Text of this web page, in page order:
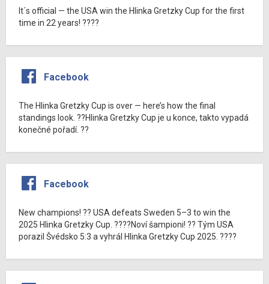
It´s official — the USA win the Hlinka Gretzky Cup for the first
time in 22 years! ????
Facebook
The Hlinka Gretzky Cup is over — here’s how the final
standings look. ??Hlinka Gretzky Cup je u konce, takto vypadá
konečné pořadí. ??
Facebook
New champions! ?? USA defeats Sweden 5–3 to win the
2025 Hlinka Gretzky Cup. ????Noví šampioni! ?? Tým USA
porazil Švédsko 5:3 a vyhrál Hlinka Gretzky Cup 2025. ????